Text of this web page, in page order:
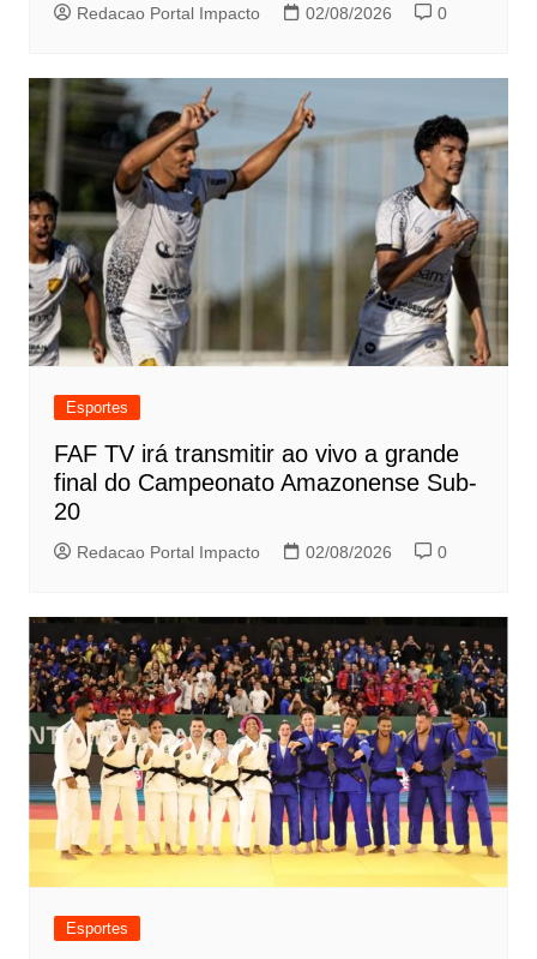
Redacao Portal Impacto 02/08/2026 0
Esportes
FAF TV irá transmitir ao vivo a grande
final do Campeonato Amazonense Sub-
20
Redacao Portal Impacto 02/08/2026 0
Esportes